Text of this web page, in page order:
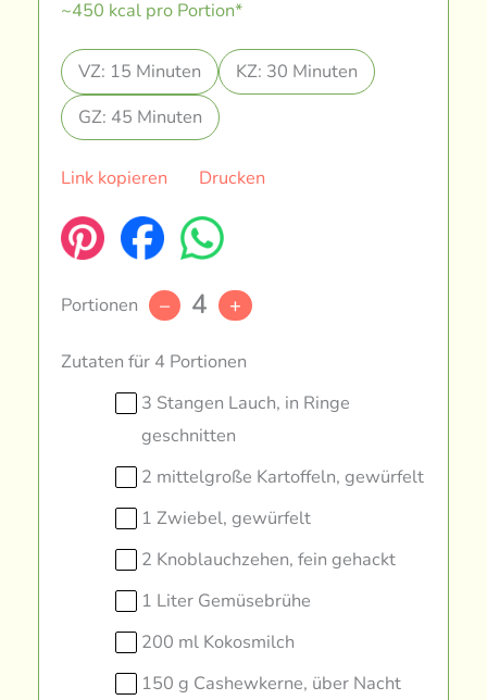
~450 kcal pro Portion*
VZ: 15 Minuten
KZ: 30 Minuten
GZ: 45 Minuten
Link kopieren Drucken
Portionen – 4 +
Zutaten für 4 Portionen
3 Stangen Lauch, in Ringe
geschnitten
2 mittelgroße Kartoffeln, gewürfelt
1 Zwiebel, gewürfelt
2 Knoblauchzehen, fein gehackt
1 Liter Gemüsebrühe
200 ml Kokosmilch
150 g Cashewkerne, über Nacht